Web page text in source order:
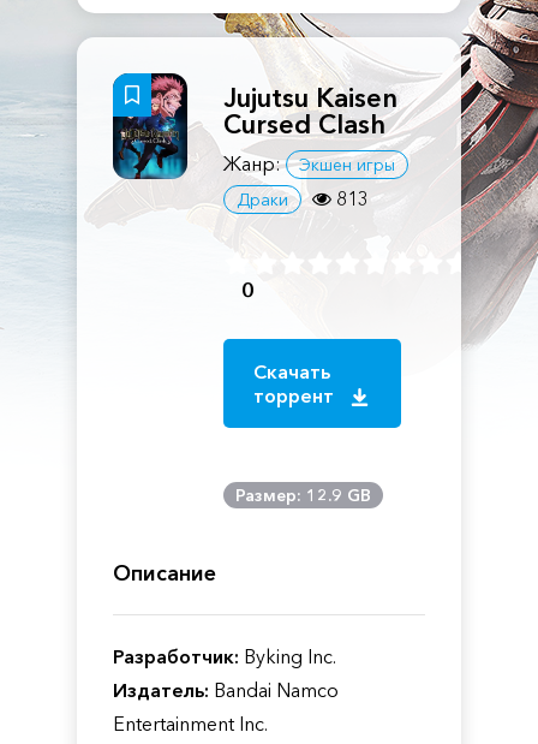
Jujutsu Kaisen
Cursed Clash
Жанр:
Экшен игры
Драки
813
0
Скачать
торрент
Размер: 12.9 GB
Описание
Разработчик: Byking Inc.
Издатель: Bandai Namco
Entertainment Inc.